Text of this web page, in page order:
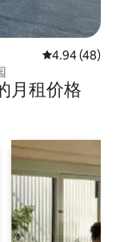
平均评分
4.94 (48)
月租价格